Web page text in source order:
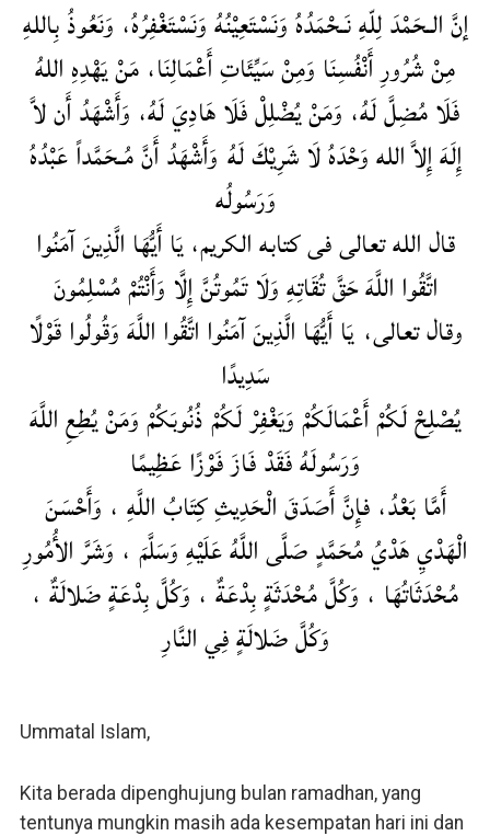
إنَّ الـحَمْدَ لِلّهِ نَـحْمَدُهُ وَنَسْتَعِيْنُهُ وَنَسْتَغْفِرُهُ، وَنَعُوذُ بِاللهِ
مِنْ شُرُورِ أَنْفُسِنَا وَمِنْ سَيِّئَاتِ أَعْمَالِنَا، مَنْ يَهْدِهِ اللهُ
فَلَا مُضِلَّ لَهُ، وَمَنْ يُضْلِلْ فَلَا هَادِيَ لَهُ، وَأَشْهَدُ أَن لاَّ
إِلَهَ إِلاَّ الله وَحْدَهُ لَا شَرِيْكَ لَهُ وَأَشْهَدُ أَنَّ مُـحَمَّداً عَبْدُهُ
وَرَسُولُه
قال الله تعالى فى كتابه الكريم، يَا أَيُّهَا الَّذِينَ آمَنُوا
اتَّقُوا اللَّهَ حَقَّ تُقَاتِهِ وَلَا تَمُوتُنَّ إِلَّا وَأَنْتُمْ مُسْلِمُونَ
وقال تعالى، يَا أَيُّهَا الَّذِينَ آمَنُوا اتَّقُوا اللَّهَ وَقُولُوا قَوْلًا
سَدِيدًا
يُصْلِحْ لَكُمْ أَعْمَالَكُمْ وَيَغْفِرْ لَكُمْ ذُنُوبَكُمْ وَمَنْ يُطِعِ اللَّهَ
وَرَسُولَهُ فَقَدْ فَازَ فَوْزًا عَظِيمًا
أَمَّا بَعْدُ، فإِنَّ أَصَدَقَ الْحَدِيثِ كِتَابُ اللَّهِ ، وَأَحْسَنَ
الْهَدْيِ هَدْيُ مُحَمَّدٍ صَلَّى اللَّهُ عَلَيْهِ وَسَلَّمَ ، وَشَرَّ الأُمُورِ
مُحْدَثَاتُهَا ، وَكُلَّ مُحْدَثَةٍ بِدْعَةٌ ، وَكُلَّ بِدْعَةٍ ضَلالَةٌ ،
وَكُلَّ ضَلالَةٍ فِي النَّارِ
Ummatal Islam,
Kita berada dipenghujung bulan ramadhan, yang
tentunya mungkin masih ada kesempatan hari ini dan